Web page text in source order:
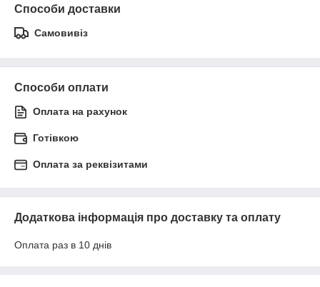
Способи доставки
Самовивіз
Способи оплати
Оплата на рахунок
Готівкою
Оплата за реквізитами
Додаткова інформація про доставку та оплату
Оплата раз в 10 днів